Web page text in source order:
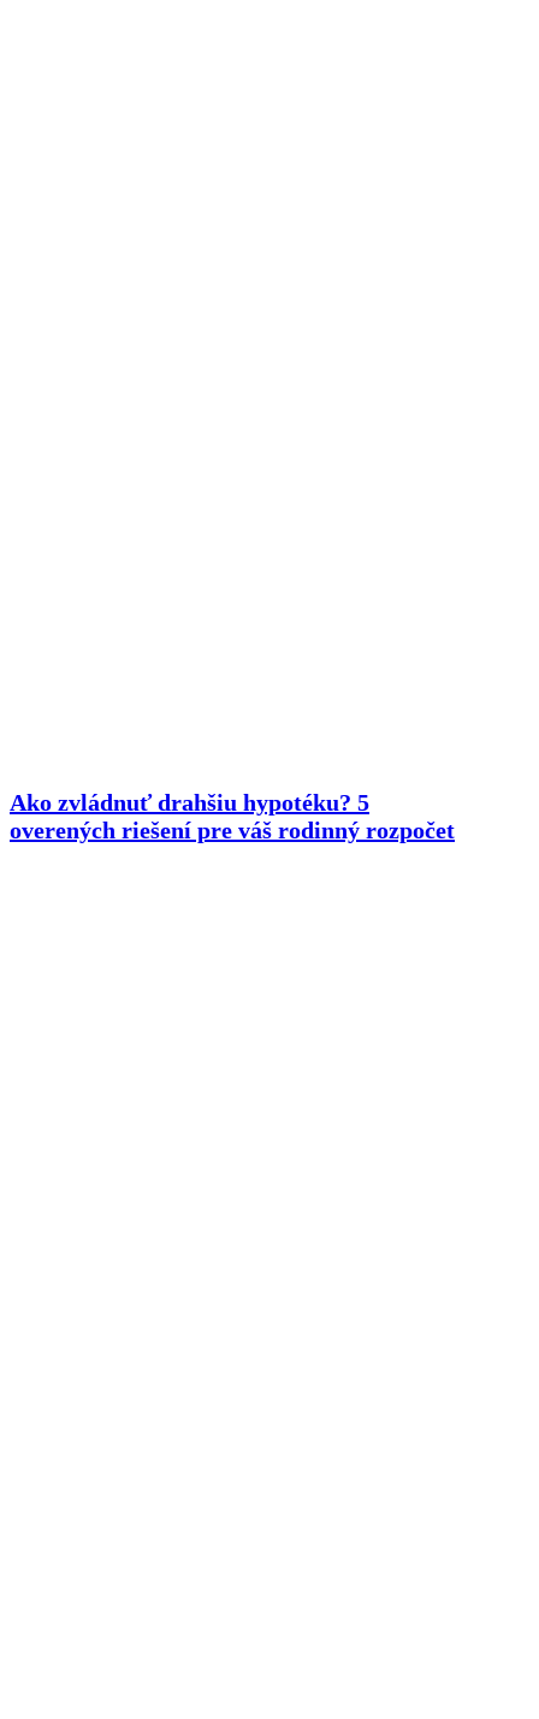
Ako zvládnuť drahšiu hypotéku? 5
overených riešení pre váš rodinný rozpočet